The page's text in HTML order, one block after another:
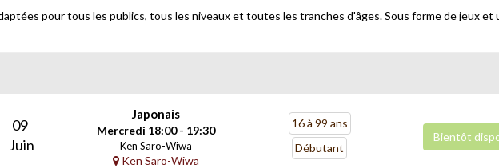
pour tous les publics, tous les niveaux et toutes les tranches d'âges. Sous forme de jeux et
09
Juin
Japonais
Mercredi 18:00 - 19:30
Ken Saro-Wiwa
Ken Saro-Wiwa
16 à 99 ans
Débutant
Bientôt